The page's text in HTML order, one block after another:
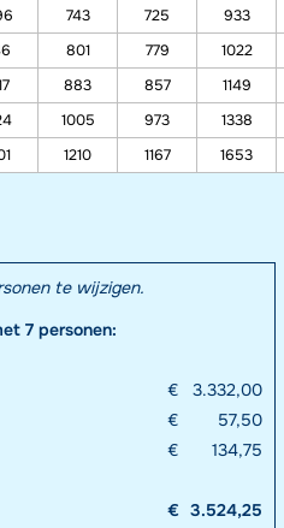
743 725 933
801 779 1022
883 857 1149
1005 973 1338
1210 1167 1653
te wijzigen.
7 personen:
€
3.332,00
€
57,50
€ 134,75
€ 3.524,25